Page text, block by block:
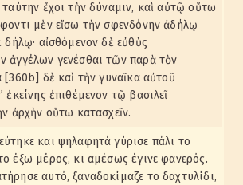
ταύτην ἔχοι τὴν δύναμιν, καὶ αὐτῷ οὕτω
μὲν εἴσω τὴν σφενδόνην ἀδήλῳ
δήλῳ· αἰσθόμενον δὲ εὐθὺς
ἀγγέλων γενέσθαι τῶν παρὰ τὸν
[360b] δὲ καὶ τὴν γυναῖκα αὐτοῦ
ἐκείνης ἐπιθέμενον τῷ βασιλεῖ
ἀρχὴν οὕτω κατασχεῖν.
και ψηλαφητά γύρισε πάλι το
έξω μέρος, κι αμέσως έγινε φανερός.
αυτό, ξαναδοκίμαζε το δαχτυλίδι,